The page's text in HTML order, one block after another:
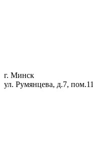
г. Минск
ул. Румянцева, д.7, пом.11